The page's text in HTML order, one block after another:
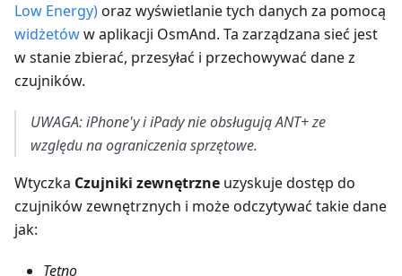
Low Energy)oraz wyświetlanie tych danych za pomocą
widżetóww aplikacji OsmAnd. Ta zarządzana sieć jest
w stanie zbierać, przesyłać i przechowywać dane z
czujników.
UWAGA: iPhone'y i iPady nie obsługują ANT+ ze
względu na ograniczenia sprzętowe.
Wtyczka Czujniki zewnętrzne uzyskuje dostęp do
czujników zewnętrznych i może odczytywać takie dane
jak:
Tętno